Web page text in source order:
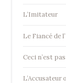
L’Imitateur
Le Fiancé de
Ceci n’est
L’Accusateur